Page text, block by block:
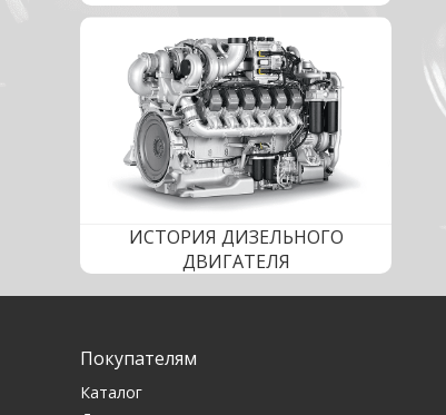
ИСТОРИЯ ДИЗЕЛЬНОГО
ДВИГАТЕЛЯ
Покупателям
Каталог